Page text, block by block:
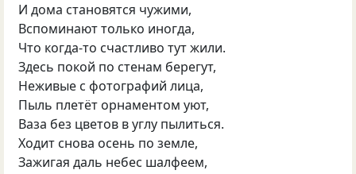
И дома становятся чужими,
Вспоминают только иногда,
Что когда-то счастливо тут жили.
Здесь покой по стенам берегут,
Неживые с фотографий лица,
Пыль плетёт орнаментом уют,
Ваза без цветов в углу пылиться.
Ходит снова осень по земле,
Зажигая даль небес шалфеем,